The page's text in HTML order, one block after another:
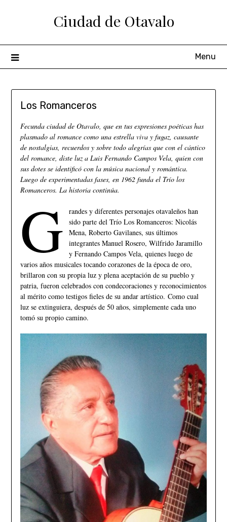
Ciudad de Otavalo
Menu
Los Romanceros
Fecunda ciudad de Otavalo, que en tus expresiones poéticas has
plasmado al romance como una estrella viva y fugaz, causante
de nostalgias, recuerdos y sobre todo alegrías que con el cántico
del romance, diste luz a Luis Fernando Campos Vela, quien con
sus dotes se identificó con la música nacional y romántica.
Luego de experimentadas fases, en 1962 funda el Trío los
Romanceros. La historia continúa.
G
randes y diferentes personajes otavaleños han
sido parte del Trío Los Romanceros: Nicolás
Mena, Roberto Gavilanes, sus últimos
integrantes Manuel Rosero, Wilfrido Jaramillo
y Fernando Campos Vela, quienes luego de
varios años musicales tocando corazones de la época de oro,
brillaron con su propia luz y plena aceptación de su pueblo y
patria, fueron celebrados con condecoraciones y reconocimientos
al mérito como testigos fieles de su andar artístico. Como cual
luz se extinguiera, después de 50 años, simplemente cada uno
tomó su propio camino.